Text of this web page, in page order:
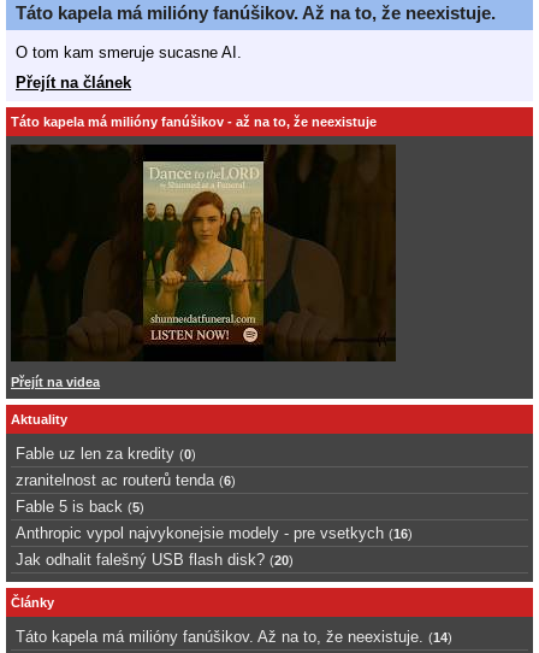
Táto kapela má milióny fanúšikov. Až na to, že neexistuje.
O tom kam smeruje sucasne AI.
Přejít na článek
Táto kapela má milióny fanúšikov - až na to, že neexistuje
Přejít na videa
Aktuality
Fable uz len za kredity (0)
zranitelnost ac routerů tenda (6)
Fable 5 is back (5)
Anthropic vypol najvykonejsie modely - pre vsetkych (16)
Jak odhalit falešný USB flash disk? (20)
Články
Táto kapela má milióny fanúšikov. Až na to, že neexistuje. (14)